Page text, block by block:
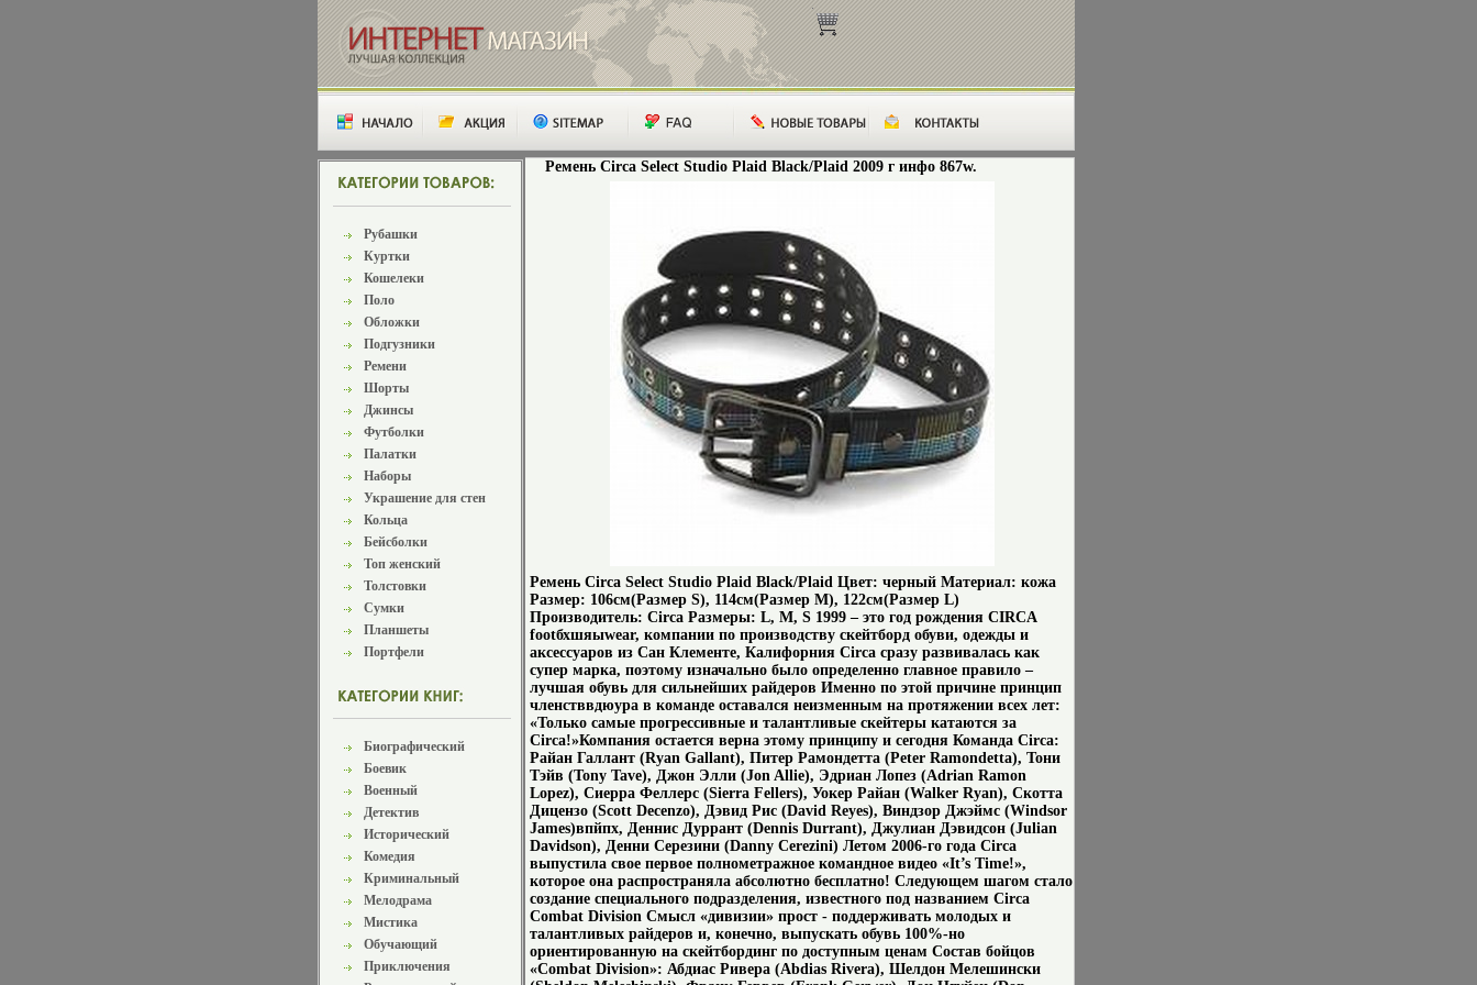
Рубашки
Куртки
Кошелеки
Поло
Обложки
Подгузники
Ремени
Шорты
Джинсы
Футболки
Палатки
Наборы
Украшение для стен
Кольца
Бейсболки
Топ женский
Толстовки
Сумки
Планшеты
Портфели
Биографический
Боевик
Военный
Детектив
Исторический
Комедия
Криминальный
Мелодрама
Мистика
Обучающий
Приключения
Ремень Circa Select Studio Plaid Black/Plaid 2009 г инфо 867w.
Ремень Circa Select Studio Plaid Black/Plaid Цвет: черный Материал: кожа
Размер: 106см(Размер S), 114см(Размер M), 122см(Размер L)
Производитель: Circa Размеры: L, M, S 1999 – это год рождения CIRCA
footбхшяыwear, компании по производству скейтборд обуви, одежды и
аксессуаров из Сан Клементе, Калифорния Circa сразу развивалась как
супер марка, поэтому изначально было определенно главное правило –
лучшая обувь для сильнейших райдеров Именно по этой причине принцип
членстввдюура в команде оставался неизменным на протяжении всех лет:
«Только самые прогрессивные и талантливые скейтеры катаются за
Circa!»Компания остается верна этому принципу и сегодня Команда Circa:
Райан Галлант (Ryan Gallant), Питер Рамондетта (Peter Ramondetta), Тони
Тэйв (Tony Tave), Джон Элли (Jon Allie), Эдриан Лопез (Adrian Ramon
Lopez), Сиерра Феллерс (Sierra Fellers), Уокер Райан (Walker Ryan), Скотта
Дицензо (Scott Decenzo), Дэвид Рис (David Reyes), Виндзор Джэймс (Windsor
James)впйпх, Деннис Дуррант (Dennis Durrant), Джулиан Дэвидсон (Julian
Davidson), Денни Серезини (Danny Cerezini) Летом 2006-го года Circa
выпустила свое первое полнометражное командное видео «It’s Time!»,
которое она распространяла абсолютно бесплатно! Следующем шагом стало
создание специального подразделения, известного под названием Circa
Combat Division Смысл «дивизии» прост - поддерживать молодых и
талантливых райдеров и, конечно, выпускать обувь 100%-но
ориентированную на скейтбординг по доступным ценам Состав бойцов
«Combat Division»: Абдиас Ривера (Abdias Rivera), Шелдон Мелешински